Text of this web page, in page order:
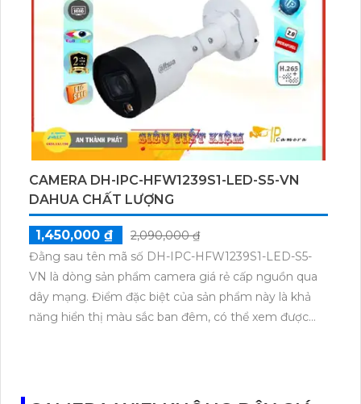
phẩm này phù hợp lắp đặt trong nhà xưởng. Đặc
biệt, camera này tích hợp công nghệ AI, giúp giám
sát công trình hiệu quả hơn.
CAMERA DH-IPC-HFW1239S1-LED-S5-VN
DAHUA CHẤT LƯỢNG
1,450,000 ₫
2,090,000 ₫
Đằng sau tên mã số DH-IPC-HFW1239S1-LED-S5-
VN là dòng sản phẩm camera giá rẻ cấp nguồn qua
dây mạng. Điểm đặc biệt của sản phẩm này là khả
năng hiển thị màu sắc ban đêm, có thể xem được
chắc chắn, camera sử dụng công nghệ IP POE để